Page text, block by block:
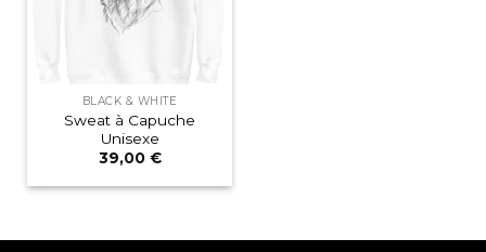
BLACK & WHITE
Sweat à Capuche
Unisexe
39,00 €